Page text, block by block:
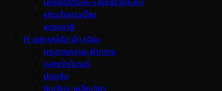
แท่นตัดกระเบื้อง
แปรงทาสี
H. อุปกรณ์ตัด ขัด เจียร
กระดาษทราย-ผ้าทราย
ดอกเร้าท์เตอร์
มีดกลึง
หินเจียร-เหล็กเจียร